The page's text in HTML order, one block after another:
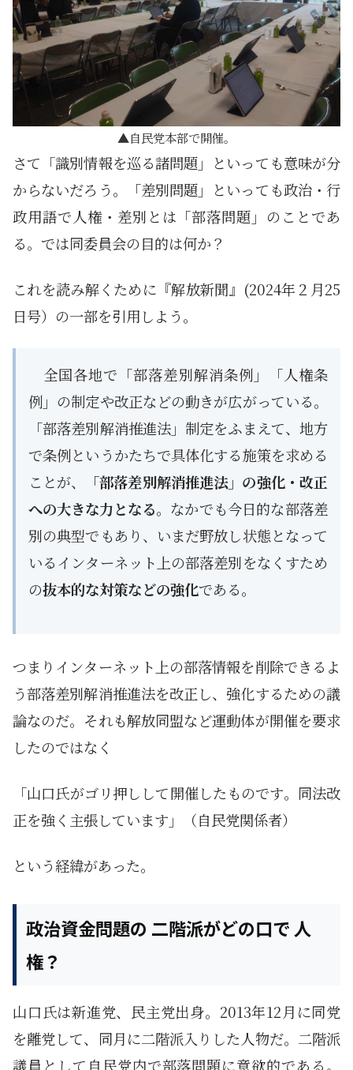
自民党本部で開催。
さて「識別情報を巡る諸問題」といっても意味が分
からないだろう。「差別問題」といっても政治・行
政用語で人権・差別とは「部落問題」のことであ
る。では同委員会の目的は何か？
これを読み解くために『解放新聞』(2024年２月25
日号）の一部を引用しよう。
全国各地で「部落差別解消条例」「人権条
例」の制定や改正などの動きが広がっている。
「部落差別解消推進法」制定をふまえて、地方
で条例というかたちで具体化する施策を求める
ことが、
「部落差別解消推進法」の強化・改正
への大きな力となる。なかでも今日的な部落差
別の典型でもあり、いまだ野放し状態となって
いるインターネット上の部落差別をなくすため
の抜本的な対策などの強化である。
つまりインターネット上の部落情報を削除できるよ
う部落差別解消推進法を改正し、強化するための議
論なのだ。それも解放同盟など運動体が開催を要求
したのではなく
「山口氏がゴリ押しして開催したものです。同法改
正を強く主張しています」（自民党関係者）
という経緯があった。
政治資金問題の 二階派がどの口で 人
権？
山口氏は新進党、民主党出身。2013年12月に同党
を離党して、同月に二階派入りした人物だ。二階派
議員として自民党内で部落問題に意欲的である。